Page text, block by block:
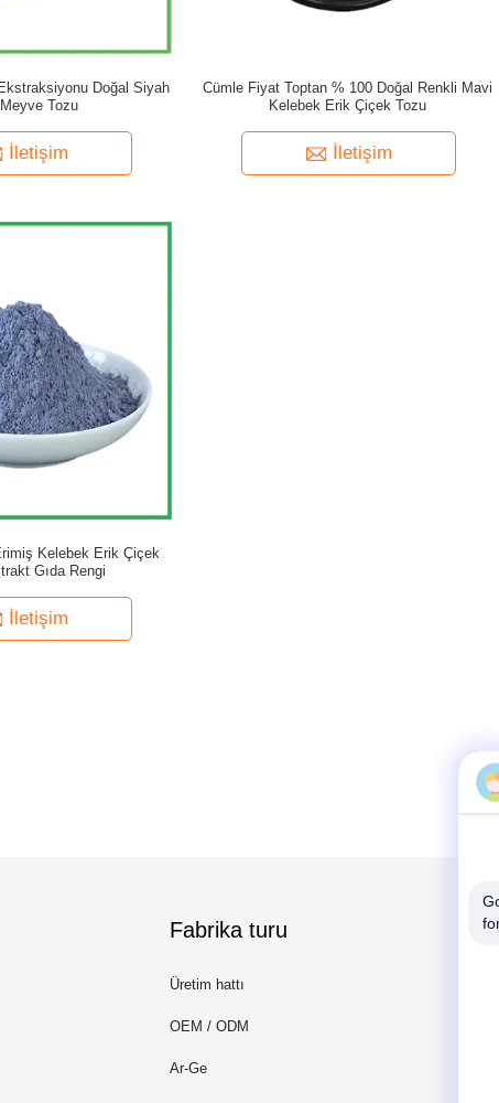
Doğal Siyah
Tozu
İletişim
Cümle Fiyat Toptan % 100 Doğal Renkli Mavi
Kelebek Erik Çiçek Tozu
İletişim
Kelebek Erik Çiçek
Gıda Rengi
İletişim
Fabrika turu
Üretim hattı
OEM / ODM
Ar-Ge